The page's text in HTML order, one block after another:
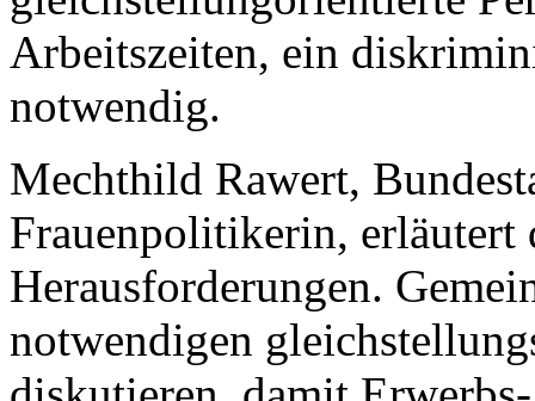
Arbeitszeiten, ein
notwendig.
Mechthild Rawert,
Frauenpolitikerin, erläutert
Herausforderungen.
notwendigen